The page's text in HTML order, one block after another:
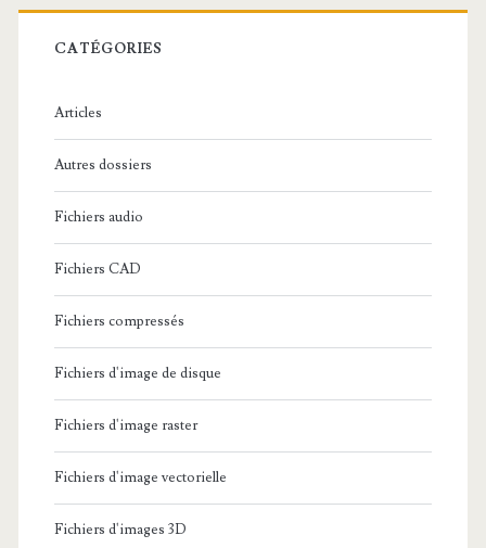
r
c
:
CATÉGORIES
Articles
Autres dossiers
Fichiers audio
Fichiers CAD
Fichiers compressés
Fichiers d'image de disque
Fichiers d'image raster
Fichiers d'image vectorielle
Fichiers d'images 3D